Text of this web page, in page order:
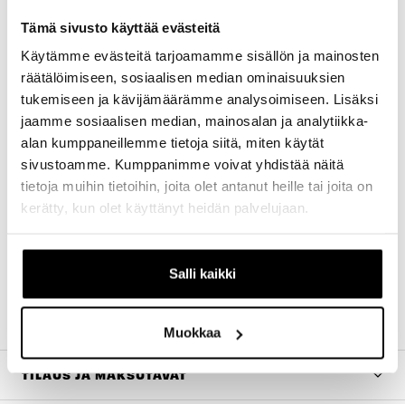
Tämä sivusto käyttää evästeitä
Käytämme evästeitä tarjoamamme sisällön ja mainosten
räätälöimiseen, sosiaalisen median ominaisuuksien
tukemiseen ja kävijämäärämme analysoimiseen. Lisäksi
jaamme sosiaalisen median, mainosalan ja analytiikka-
alan kumppaneillemme tietoja siitä, miten käytät
sivustoamme. Kumppanimme voivat yhdistää näitä
tietoja muihin tietoihin, joita olet antanut heille tai joita on
kerätty, kun olet käyttänyt heidän palvelujaan.
Salli kaikki
Muokkaa
Yhteensopivuus: Shimano Ultegra -kammet
Kierre: BSA (British Standard Thread)
Keskiön leveys: 68 mm
Materiaali: Korkealaatuinen alumiini, joka
tarjoaa keveyttä ja kestävyyttä
Suunnittelu: Kompakti ja kevyt rakenne, joka
vähentää painoa ja parantaa pyörän
suorituskykyä
Kestävyys: Kestävä rakenne, joka takaa pitkän
Helppo asennus: Suunniteltu helppoa ja vaivatonta
Tehokkuus: Sujuva pyöriminen ja vähäinen kitka
TILAUS JA MAKSUTAVAT